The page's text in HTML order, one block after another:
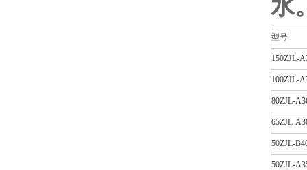
水
型号
150ZJL-
100ZJL-
80ZJL-
65ZJL-
50ZJL-
50ZJL-